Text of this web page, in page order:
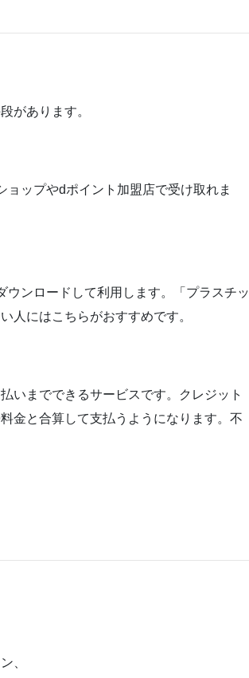
があります。
ョップやdポイント加盟店で受け取れま
ウンロードして利用します。「プラスチッ
人にはこちらがおすすめです。
いまでできるサービスです。クレジット
金と合算して支払うようになります。不
、